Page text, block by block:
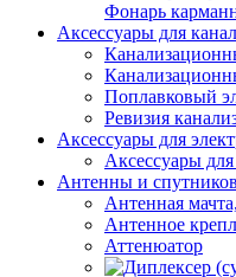
Фонарь
Аксессуары для
Поплавковый
Ревизия
Аксессуары для
Аксессуары
Антенны и
Антенная
Антенное
Аттенюатор